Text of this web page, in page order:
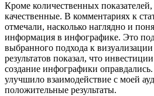
Кроме количественных
качественные. В комментариях к
отмечали, насколько наглядно и
информация в инфографике. Это
выбранного подхода к
результатов показал, что
создание инфографики
улучшило взаимодействие с моей
положительные результаты.